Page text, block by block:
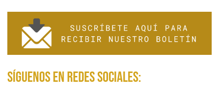
Síguenos en redes sociales: